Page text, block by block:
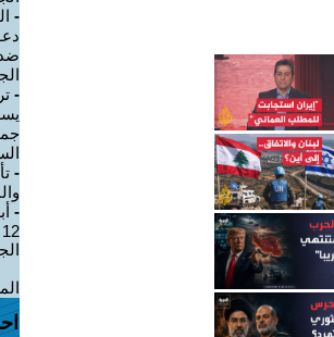
-
-
-
-